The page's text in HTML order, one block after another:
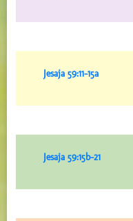
Jesaja 59:11-15a
Jesaja 59:15b-21